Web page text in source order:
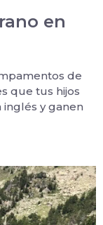
en
que tus hijos
inglés y ganen